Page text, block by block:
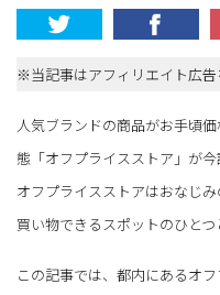
※当記事はアフィリエイト広告
人気ブランドの商品がお手頃
態「オフプライスストア」が今
オフプライスストアはおなじ
買い物できるスポットのひとつ
この記事では、都内にあるオ